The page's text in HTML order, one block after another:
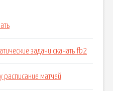
задачи скачать fb2
расписание матчей